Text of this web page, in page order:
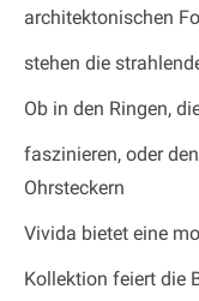
architektonischen
stehen die
Ob in den Ringen,
faszinieren, oder
Ohrsteckern
Vivida bietet eine
Kollektion feiert die